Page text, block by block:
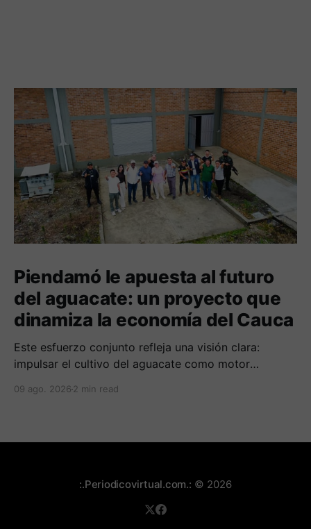
Piendamó le apuesta al futuro
del aguacate: un proyecto que
dinamiza la economía del Cauca
Este esfuerzo conjunto refleja una visión clara:
impulsar el cultivo del aguacate como motor
campesinas de la región.
09 ago. 2026 2 min read
:.Periodicovirtual.com.: © 2026